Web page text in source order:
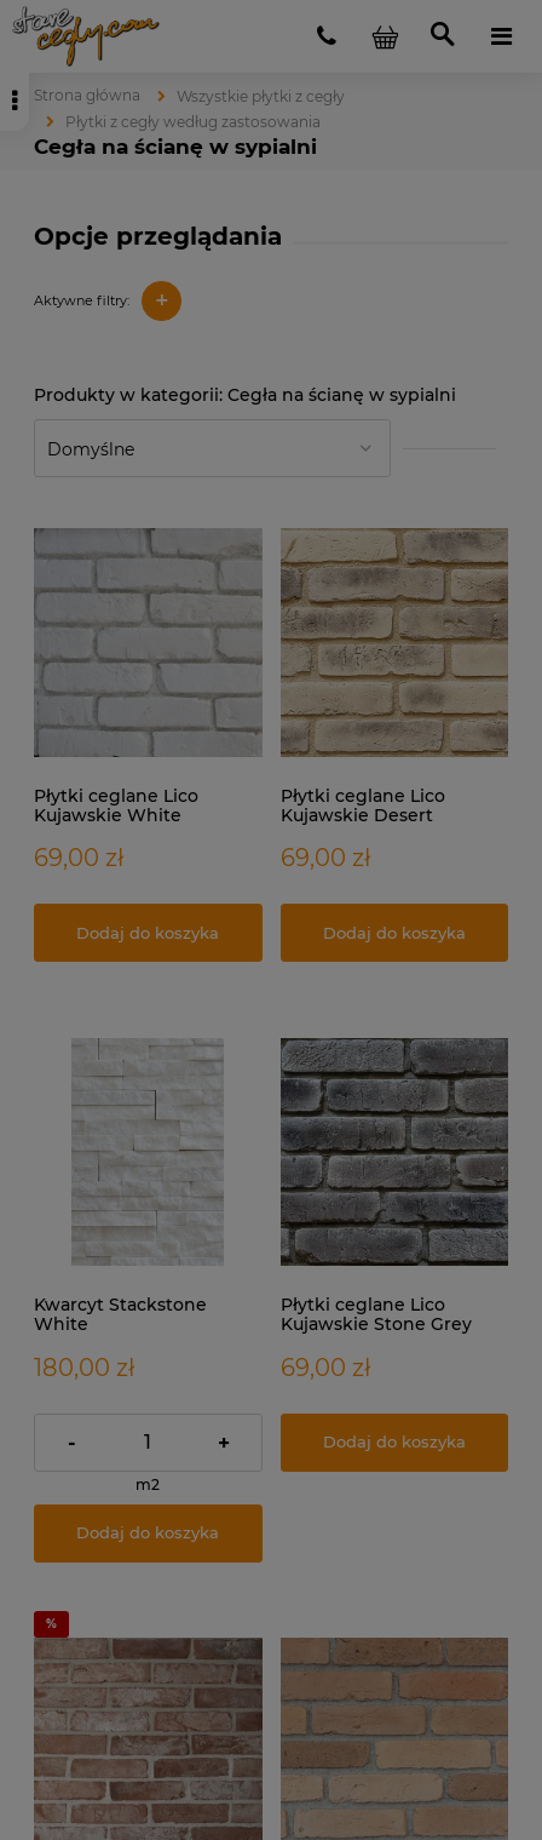
Strona główna
Wszystkie płytki z cegły
Płytki z cegły według zastosowania
Cegła na ścianę w sypialni
Opcje przeglądania
Aktywne filtry: +
Cegła na ścianę w sypialni
Płytki ceglane Lico
Kujawskie White
69,00 zł
Dodaj do koszyka
Płytki ceglane Lico
Kujawskie Desert
69,00 zł
Dodaj do koszyka
Kwarcyt Stackstone
White
180,00 zł
- +
m2
Dodaj do koszyka
Płytki ceglane Lico
Kujawskie Stone Grey
69,00 zł
Dodaj do koszyka